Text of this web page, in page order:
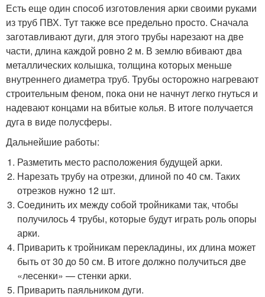
Есть еще один способ изготовления арки своими руками
из труб ПВХ. Тут также все предельно просто. Сначала
заготавливают дуги, для этого трубы нарезают на две
части, длина каждой ровно 2 м. В землю вбивают два
металлических колышка, толщина которых меньше
внутреннего диаметра труб. Трубы осторожно нагревают
строительным феном, пока они не начнут легко гнуться и
надевают концами на вбитые колья. В итоге получается
дуга в виде полусферы.
Дальнейшие работы:
Разметить место расположения будущей арки.
Нарезать трубу на отрезки, длиной по 40 см. Таких
отрезков нужно 12 шт.
Соединить их между собой тройниками так, чтобы
получилось 4 трубы, которые будут играть роль опоры
арки.
Приварить к тройникам перекладины, их длина может
быть от 30 до 50 см. В итоге должно получиться две
«лесенки» — стенки арки.
Приварить паяльником дуги.